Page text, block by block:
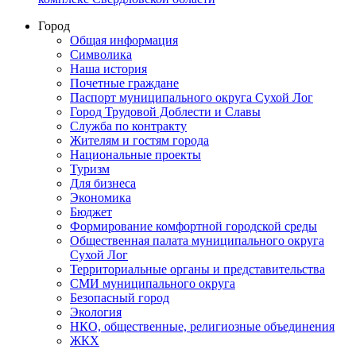
Город
Общая информация
Символика
Наша история
Почетные граждане
Паспорт муниципального округа Сухой Лог
Город Трудовой Доблести и Славы
Служба по контракту
Жителям и гостям города
Национальные проекты
Туризм
Для бизнеса
Экономика
Бюджет
Формирование комфортной городской среды
Общественная палата муниципального округа
Сухой Лог
Территориальные органы и представительства
СМИ муниципального округа
Безопасный город
Экология
НКО, общественные, религиозные объединения
ЖКХ